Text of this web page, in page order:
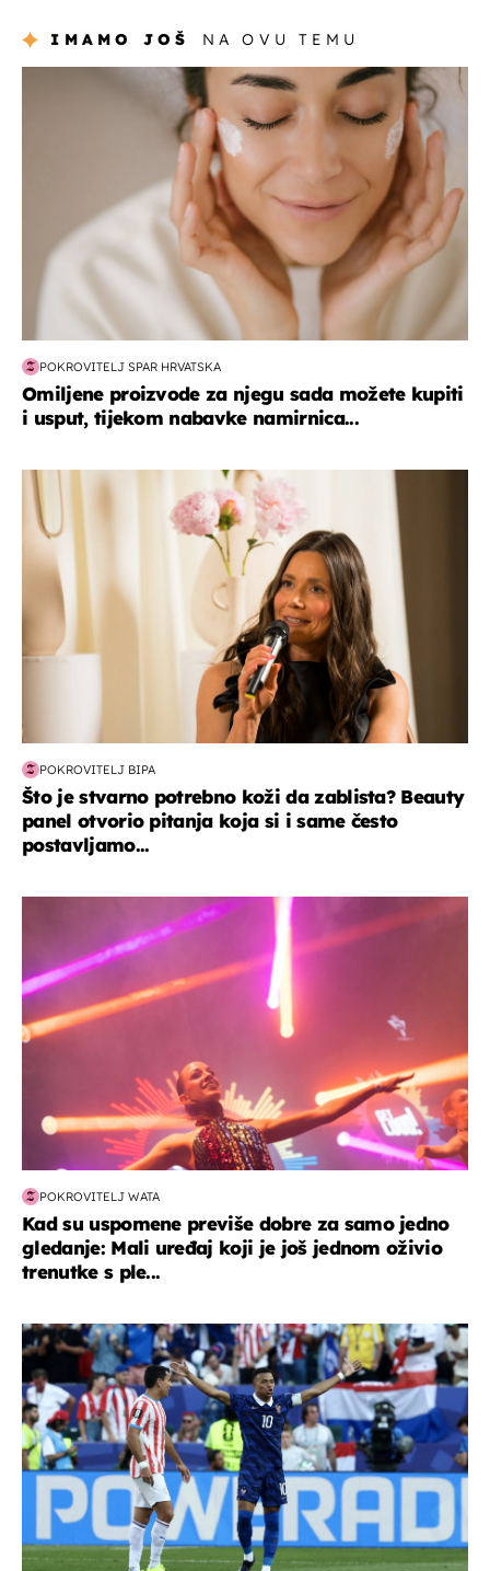
IMAMO JOŠ NA OVU TEMU
moda & ljepota
POKROVITELJ SPAR HRVATSKA
Omiljene proizvode za njegu sada možete kupiti
i usput, tijekom nabavke namirnica...
moda & ljepota
POKROVITELJ BIPA
Što je stvarno potrebno koži da zablista? Beauty
panel otvorio pitanja koja si i same često
postavljamo...
POKROVITELJ WATA
Kad su uspomene previše dobre za samo jedno
gledanje: Mali uređaj koji je još jednom oživio
trenutke s ple...
svjetsko prvenstvo 2026